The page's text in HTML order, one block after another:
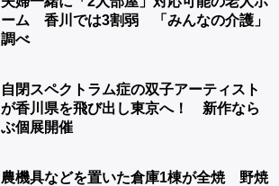
ーム 香川では3割弱 「みんなの介護」
調べ
自閉スペクトラム症の双子アーティスト
が香川県を飛び出し東京へ！ 新作なら
ぶ個展開催
農機具などを置いた倉庫1棟が全焼 野焼